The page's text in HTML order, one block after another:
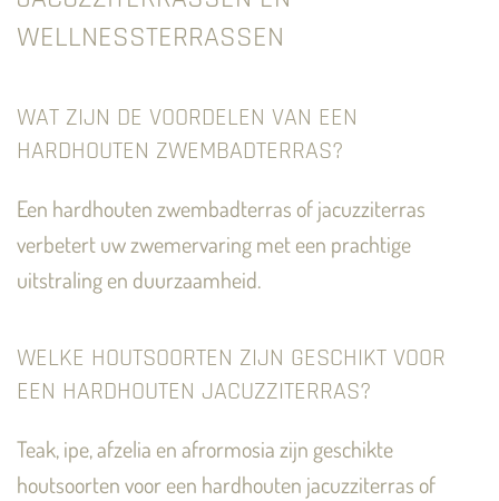
WELLNESSTERRASSEN
WAT ZIJN DE VOORDELEN VAN EEN
HARDHOUTEN ZWEMBADTERRAS?
Een hardhouten zwembadterras of jacuzziterras
verbetert uw zwemervaring met een prachtige
uitstraling en duurzaamheid.
WELKE HOUTSOORTEN ZIJN GESCHIKT VOOR
EEN HARDHOUTEN JACUZZITERRAS?
Teak, ipe, afzelia en afrormosia zijn geschikte
houtsoorten voor een hardhouten jacuzziterras of